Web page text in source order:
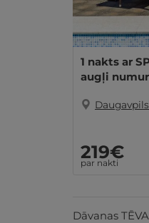
1 nakts ar
augļi
219€
par nakti
Dāvanas